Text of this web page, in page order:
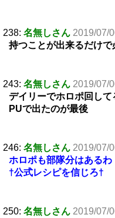
238: 名無しさん 2019/07/
持つことが出来るだけ
243: 名無しさん 2019/07/
デイリーでホロポ回し
PUで出たのが最後
246: 名無しさん 2019/07/
ホロポも部隊分はあるわ
†公式レシピを信じろ†
250: 名無しさん 2019/07/